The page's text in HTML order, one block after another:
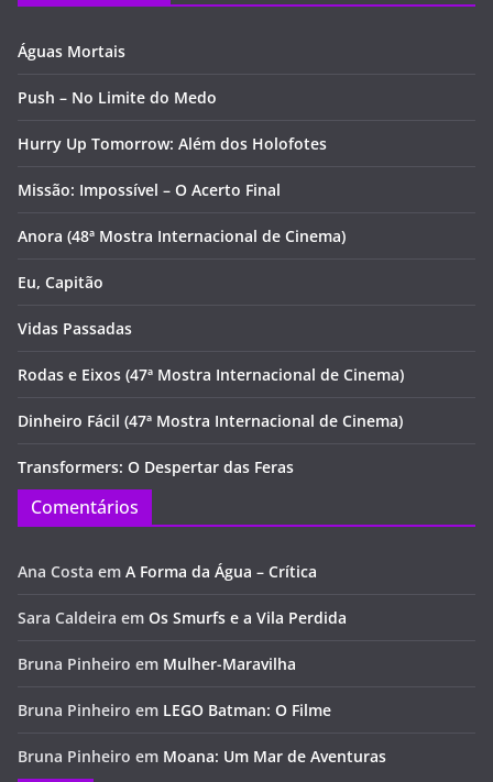
Águas Mortais
Push – No Limite do Medo
Hurry Up Tomorrow: Além dos Holofotes
Missão: Impossível – O Acerto Final
Anora (48ª Mostra Internacional de Cinema)
Eu, Capitão
Vidas Passadas
Rodas e Eixos (47ª Mostra Internacional de Cinema)
Dinheiro Fácil (47ª Mostra Internacional de Cinema)
Transformers: O Despertar das Feras
Comentários
Ana Costa em A Forma da Água – Crítica
Sara Caldeira em Os Smurfs e a Vila Perdida
Bruna Pinheiro em Mulher-Maravilha
Bruna Pinheiro em LEGO Batman: O Filme
Bruna Pinheiro em Moana: Um Mar de Aventuras